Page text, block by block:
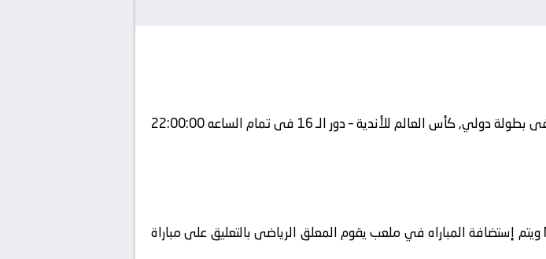
يلتقى اليوم 01-07-2025 كلا من نادى ريال مدريد و نادي يوفنتوس فى بطولة دولي, كأس العالم للأندية – دور الـ 16 فى تمام الساعه 22:00:00
تنقل أحداث المباراة في الوطن العربي فضائيا على قناة MBC Action ويتم إستضافة المباراه في ملعب يقوم المعلق الرياضى بالتعليق على مباراة